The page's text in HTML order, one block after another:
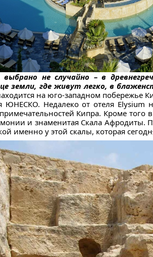
не случайно – в
земли, где живут легко, в
на юго-западном побережье
ЮНЕСКО. Недалеко от отеля Elysium
Кипра. Кроме
и знаменитая Скала Афродиты.
именно у этой скалы, которая